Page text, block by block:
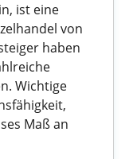
ist eine
von
haben
Wichtige
Maß an